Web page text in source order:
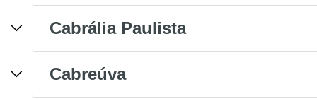
Cabrália Paulista
Cabreúva